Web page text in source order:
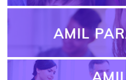
AMIL